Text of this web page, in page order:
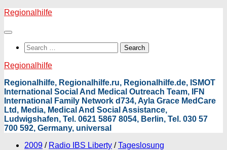
Skip
content
Regionalhilfe
Search
for:
Regionalhilfe
Regionalhilfe, Regionalhilfe.ru, Regionalhilfe.de, ISMOT
International Social And Medical Outreach Team, IFN
International Family Network d734, Ayla Grace MedCare
Ltd, Media, Medical And Social Assistance,
Ludwigshafen, Tel. 0621 5867 8054, Berlin, Tel. 030 57
700 592, Germany, universal
2009 / Radio IBS Liberty / Tageslosung